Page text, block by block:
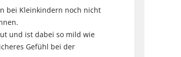
bei Kleinkindern noch nicht
und ist dabei so mild wie
Gefühl bei der